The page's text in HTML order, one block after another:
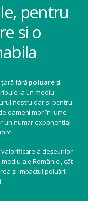
pentru
si o
țară fără poluareși
la un mediu
nostru dar si pentru
oameni mor în lume
un numar exponential
a deșeurilor
ale României, cât
și impactul poluării